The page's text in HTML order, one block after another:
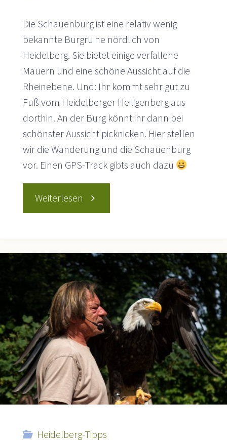
Die Schauenburg ist eine relativ wenig
bekannte Burgruine nördlich von
Heidelberg. Sie bietet einige verfallene
Mauern und eine schöne Aussicht auf die
Rheinebene. Und: Ihr kommt sehr gut zu
Fuß vom Heidelberger Heiligenberg aus
dorthin. An der Burg könnt ihr dann bei
schönster Aussicht picknicken. Hier stellen
wir die Wanderung und die Schauenburg
vor. Einen GPS-Track gibts auch dazu
Weiterlesen "Wanderung
Ruine
von
Burg
Schauenburg"
Heidelberg-Tipps